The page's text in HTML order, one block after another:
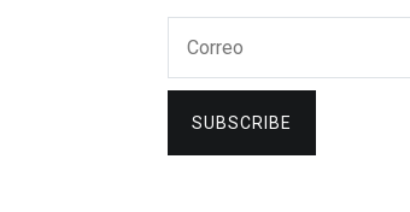
SUBSCRIBE